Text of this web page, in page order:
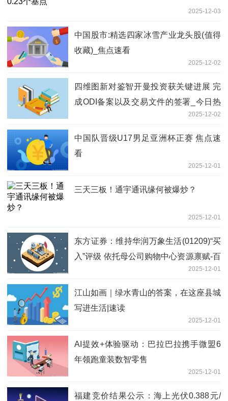
2025-12-03
中国股市:精选四家冰雪产业龙头股(值得
收藏)_焦点速看
2025-12-02
四维图新对鉴智开曼投资获关键进展 完
成ODI备案以及交易文件的签署_今日热
2025-12-02
中国队晋级U17男足亚洲杯正赛 焦点速
看
2025-12-01
三天三板！通宇通讯缘何被爆炒？
2025-12-01
东方证券：维持华润万象生活(01209)“买
入”评级 依托母公司购物中心资源禀赋-百
2025-12-01
江山如画｜绿水青山的答案，在这座县城
写进生活|速读
2025-12-01
AI提效+体验驱动：巴拉巴拉携手微盟6
年领跑童装数智零售
2025-12-01
福建竞价结果公示：海上光伏0.388元/